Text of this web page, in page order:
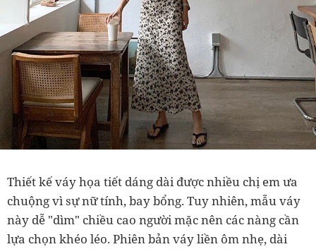
Thiết kế váy họa tiết dáng dài được nhiều chị em ưa
chuộng vì sự nữ tính, bay bổng. Tuy nhiên, mẫu váy
này dễ "dìm" chiều cao người mặc nên các nàng cần
lựa chọn khéo léo. Phiên bản váy liền ôm nhẹ, dài